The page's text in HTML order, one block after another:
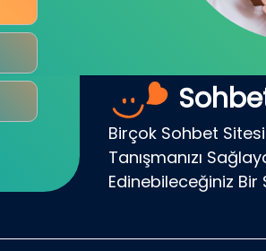
Birçok Sohbet
Tanışmanızı
Edinebileceğiniz